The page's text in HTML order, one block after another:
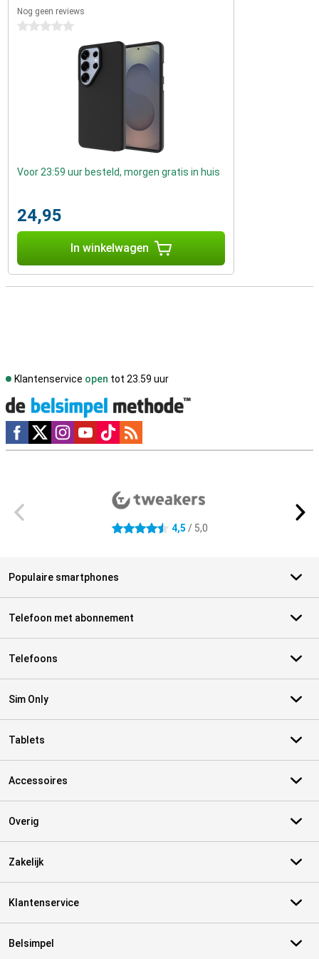
Nog geen reviews
0 sterren
Voor 23:59 uur besteld, morgen gratis in huis
24,95
In winkelwagen
Klantenservice open tot 23.59 uur
Social media
4.5 sterren 4,5 / 5,0
Populaire smartphones
Telefoon met abonnement
Telefoons
Sim Only
Tablets
Accessoires
Overig
Zakelijk
Klantenservice
Belsimpel